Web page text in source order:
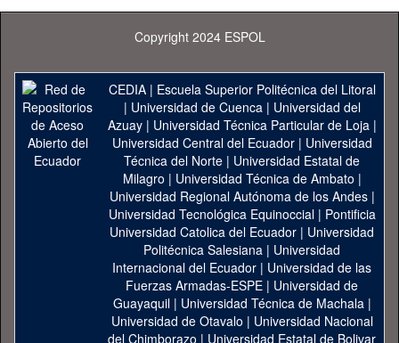
Copyright 2024 ESPOL
CEDIA| Escuela Superior Politécnica del Litoral
| Universidad de Cuenca| Universidad del
Azuay| Universidad Técnica Particular de Loja|
Universidad Central del Ecuador| Universidad
Técnica del Norte | Universidad Estatal de
Milagro | Universidad Técnica de Ambato |
Universidad Regional Autónoma de los Andes|
Universidad Tecnológica Equinoccial| Pontificia
Universidad Catolica del Ecuador | Universidad
Politécnica Salesiana | Universidad
Internacional del Ecuador | Universidad de las
Fuerzas Armadas-ESPE | Universidad de
Guayaquil| Universidad Técnica de Machala|
Universidad de Otavalo | Universidad Nacional
del Chimborazo | Universidad Estatal de Bolivar